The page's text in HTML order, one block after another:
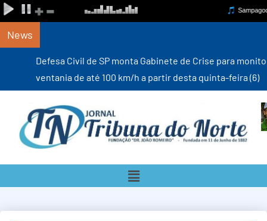
News
Defesa Civil de SP monta Gabinete de Crise para monitorar
ventania de até 100 km/h a partir desta quinta-feira (6)